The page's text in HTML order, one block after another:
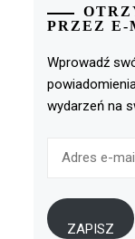
PRZEZ E-
Wprowadź
wydarzeń na
ZAPISZ